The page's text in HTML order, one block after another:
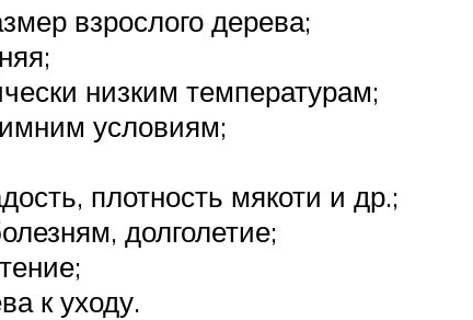
взрослого дерева;
низким температурам;
условиям;
плотность мякоти и др.;
долголетие;
к уходу.